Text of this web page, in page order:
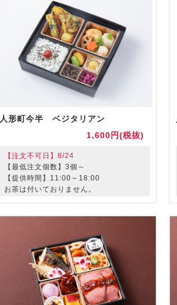
人形町今半 ベジタリアン
1,600円(税抜)
【注文不可日】8/24
【最低注文個数】3個～
【提供時間】11:00～18:00
お茶は付いておりません。